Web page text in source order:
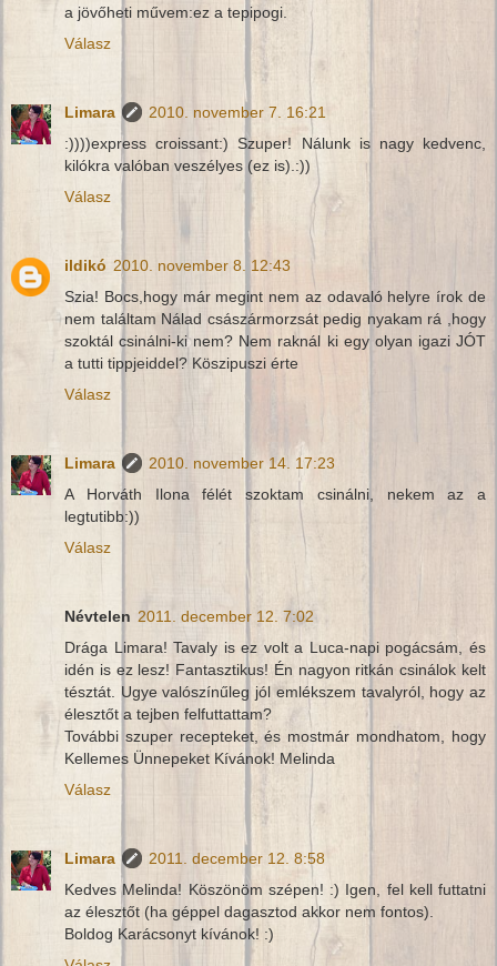
a jövőheti művem:ez a tepipogi.
Válasz
Limara
2010. november 7. 16:21
:))))express croissant:) Szuper! Nálunk is nagy kedvenc,
kilókra valóban veszélyes (ez is).:))
Válasz
ildikó 2010. november 8. 12:43
Szia! Bocs,hogy már megint nem az odavaló helyre írok de
nem találtam Nálad császármorzsát pedig nyakam rá ,hogy
szoktál csinálni-ki nem? Nem raknál ki egy olyan igazi JÓT
a tutti tippjeiddel? Köszipuszi érte
Válasz
Limara
2010. november 14. 17:23
A Horváth Ilona félét szoktam csinálni, nekem az a
legtutibb:))
Válasz
Névtelen 2011. december 12. 7:02
Drága Limara! Tavaly is ez volt a Luca-napi pogácsám, és
idén is ez lesz! Fantasztikus! Én nagyon ritkán csinálok kelt
tésztát. Ugye valószínűleg jól emlékszem tavalyról, hogy az
élesztőt a tejben felfuttattam?
További szuper recepteket, és mostmár mondhatom, hogy
Kellemes Ünnepeket Kívánok! Melinda
Válasz
Limara
2011. december 12. 8:58
Kedves Melinda! Köszönöm szépen! :) Igen, fel kell futtatni
az élesztőt (ha géppel dagasztod akkor nem fontos).
Boldog Karácsonyt kívánok! :)